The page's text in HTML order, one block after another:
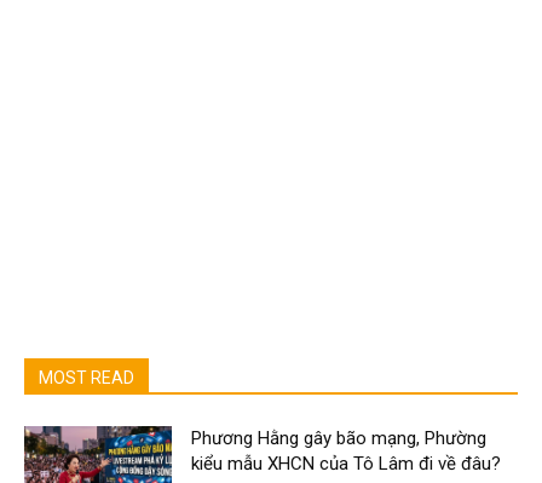
MOST READ
Phương Hằng gây bão mạng, Phường
kiểu mẫu XHCN của Tô Lâm đi về đâu?